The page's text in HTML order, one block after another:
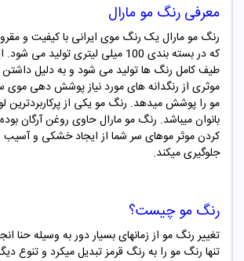
معرفی رنگ مو مارال
رنگ مو مارال یک رنگ موی ایرانی با کیفیت و
که در بسته بندی 100 میلی لیتری تولید
طیف کامل رنگ ها تولید می شود و به دلیل داشتن
موثری از رنگدانه های مورد نیاز پوشش دهی موی
مو را پوشش میدهد. رنگ مو یکی از پرکاربردترین
بانوان میباشد. رنگ مو مارالحاوی روغن آرگان
کردن موثر موهای سر شما از ایجاد خشکی و آسیب
جلوگیری میکند.
رنگ مو چیست؟
تغییر رنگ مو از زمانهای بسیار دور به وسیله حنا
تنها رنگ مو را به رنگ قرمز تبدیل میکرد و تنوع